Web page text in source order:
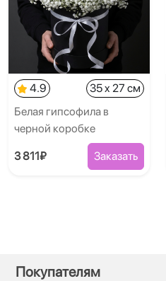
4.9
35 x 27 см
Белая гипсофила в
черной коробке
3 811₽ Заказать
Покупателям